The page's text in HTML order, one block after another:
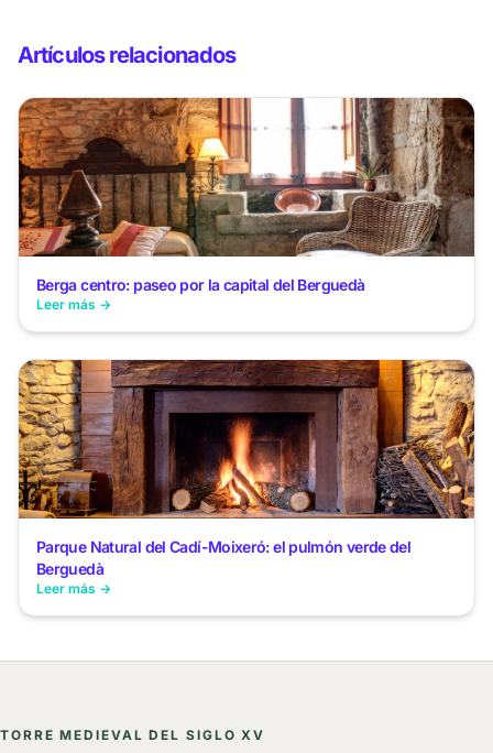
Artículos relacionados
Berga centro: paseo por la capital del Berguedà
Leer más →
Parque Natural del Cadí-Moixeró: el pulmón verde del
Berguedà
Leer más →
TORRE MEDIEVAL DEL SIGLO XV